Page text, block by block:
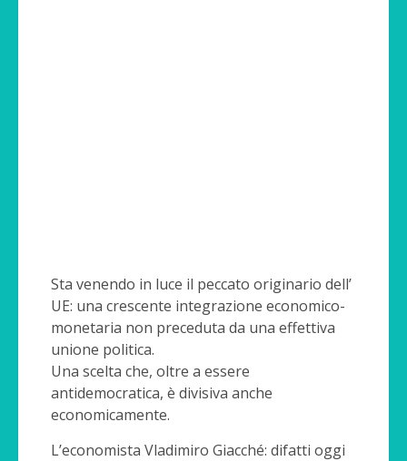
Sta venendo in luce il peccato originario dell’
UE: una crescente integrazione economico-
monetaria non preceduta da una effettiva
unione politica.
Una scelta che, oltre a essere
antidemocratica, è divisiva anche
economicamente.
L’economista Vladimiro Giacché: difatti oggi